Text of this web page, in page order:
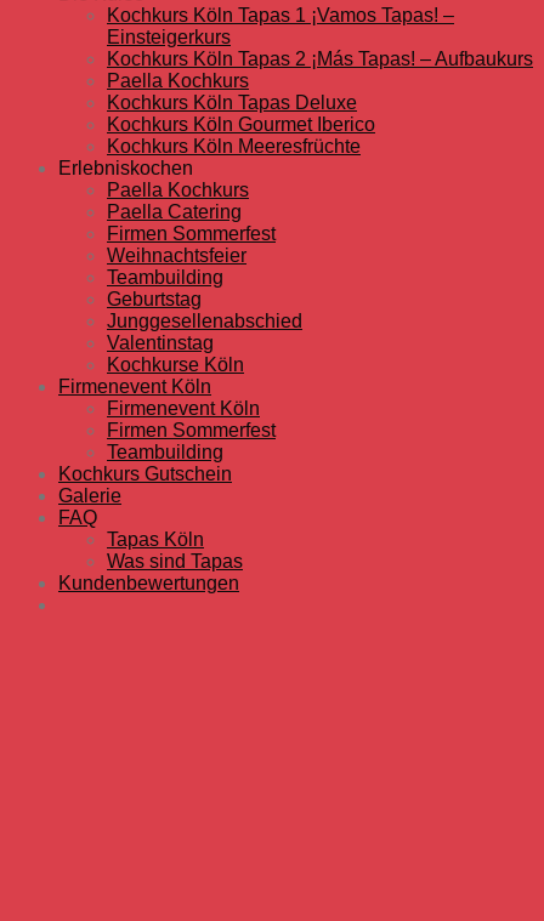
Kochkurs Köln Tapas 1 ¡Vamos Tapas! –
Einsteigerkurs
Kochkurs Köln Tapas 2 ¡Más Tapas! – Aufbaukurs
Paella Kochkurs
Kochkurs Köln Tapas Deluxe
Kochkurs Köln Gourmet Iberico
Kochkurs Köln Meeresfrüchte
Erlebniskochen
Paella Kochkurs
Paella Catering
Firmen Sommerfest
Weihnachtsfeier
Teambuilding
Geburtstag
Junggesellenabschied
Valentinstag
Kochkurse Köln
Firmenevent Köln
Firmenevent Köln
Firmen Sommerfest
Teambuilding
Kochkurs Gutschein
Galerie
FAQ
Tapas Köln
Was sind Tapas
Kundenbewertungen